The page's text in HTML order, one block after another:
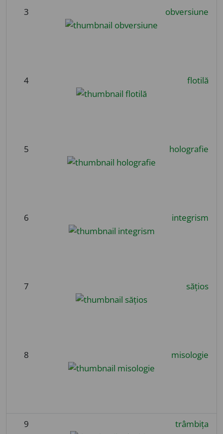
3 obversiune
4 flotilă
5 holografie
6 integrism
7 sățios
8 misologie
9 trâmbița